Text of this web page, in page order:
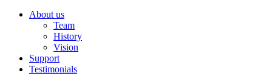
About us
Team
History
Vision
Support
Testimonials